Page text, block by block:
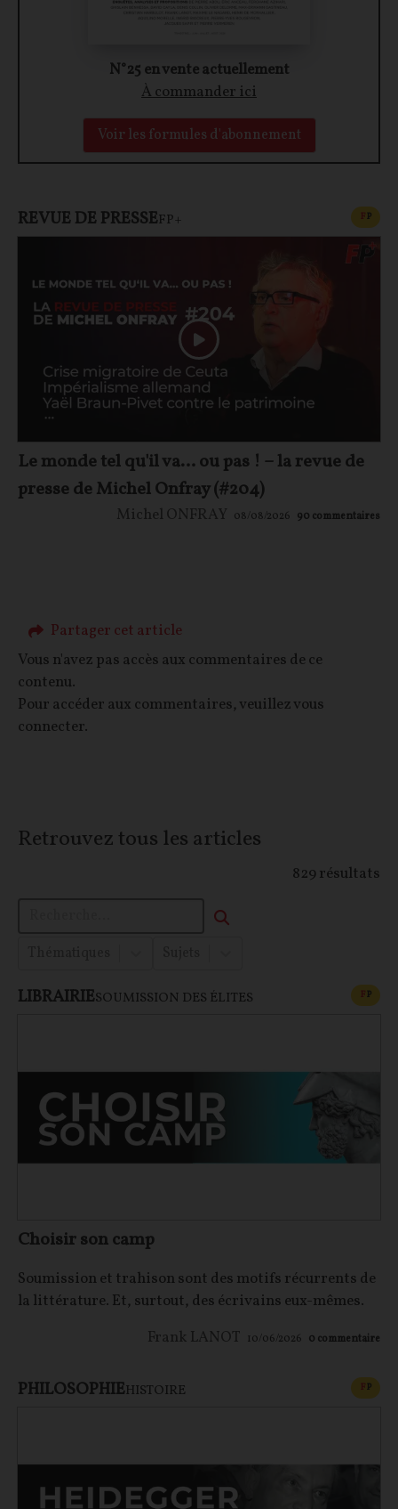
N°25 en vente actuellement
À commander ici
Voir les formules d'abonnement
REVUE DE PRESSEFP+ FP
Le monde tel qu'il va… ou pas ! – la revue de
presse de Michel Onfray (#204)
Michel ONFRAY 08/08/2026 90 commentaires
Partager cet article
Vous n'avez pas accès aux commentaires de ce
contenu.
Pour accéder aux commentaires, veuillez vous
connecter.
Retrouvez tous les articles
829 résultats
LIBRAIRIESOUMISSION DES ÉLITES FP
Choisir son camp
Soumission et trahison sont des motifs récurrents de
la littérature. Et, surtout, des écrivains eux-mêmes.
Frank LANOT 10/06/2026 0 commentaire
PHILOSOPHIEHISTOIRE FP